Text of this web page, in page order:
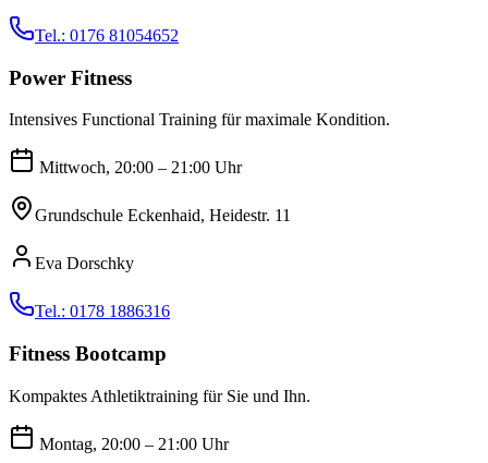
Tel.: 0176 81054652
Power Fitness
Intensives Functional Training für maximale Kondition.
Mittwoch, 20:00 – 21:00 Uhr
Grundschule Eckenhaid, Heidestr. 11
Eva Dorschky
Tel.: 0178 1886316
Fitness Bootcamp
Kompaktes Athletiktraining für Sie und Ihn.
Montag, 20:00 – 21:00 Uhr